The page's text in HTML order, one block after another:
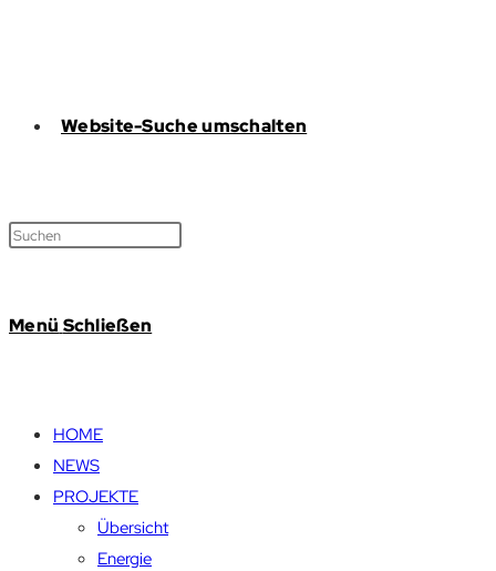
Website-Suche umschalten
Menü Schließen
HOME
NEWS
PROJEKTE
Übersicht
Energie